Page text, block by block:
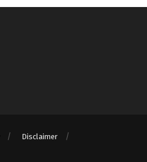
Disclaimer